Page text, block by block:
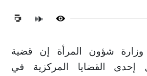
🔊
شؤون المرأة إن قضية
إحدى القضايا المركزية في